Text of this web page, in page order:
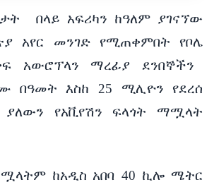
በላይ አፍሪካን ከዓለም ያገናኘው
አየር መንገድ የሚጠቀምበት
የቦሌ
አውሮፕላን ማረፊያ
ደንበኞችን
በዓመት እስከ 25 ሚሊዮን
የደረሰ
ያለውን የአቪየሽን ፍላጎት
ማሟላት
ከአዲስ አበባ 40 ኪሎ ሜትር